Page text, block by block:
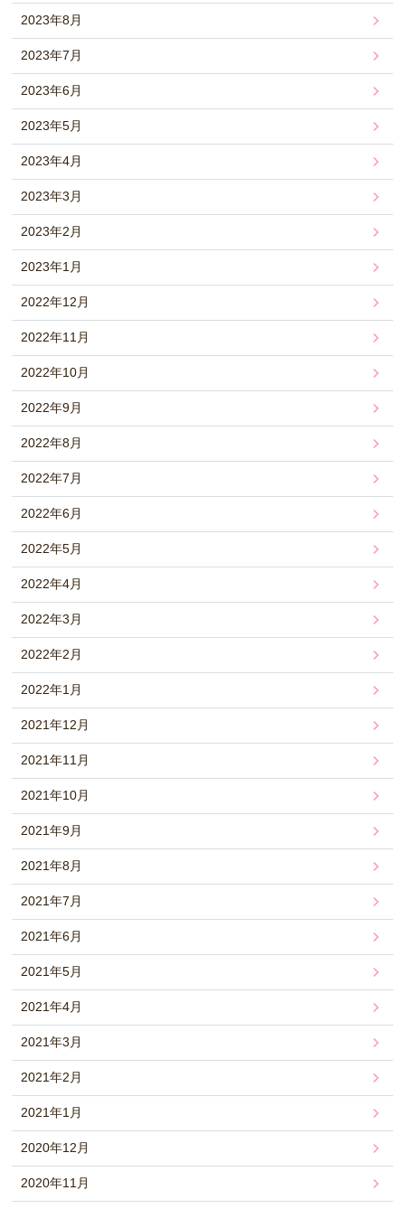
2023年8月
2023年7月
2023年6月
2023年5月
2023年4月
2023年3月
2023年2月
2023年1月
2022年12月
2022年11月
2022年10月
2022年9月
2022年8月
2022年7月
2022年6月
2022年5月
2022年4月
2022年3月
2022年2月
2022年1月
2021年12月
2021年11月
2021年10月
2021年9月
2021年8月
2021年7月
2021年6月
2021年5月
2021年4月
2021年3月
2021年2月
2021年1月
2020年12月
2020年11月